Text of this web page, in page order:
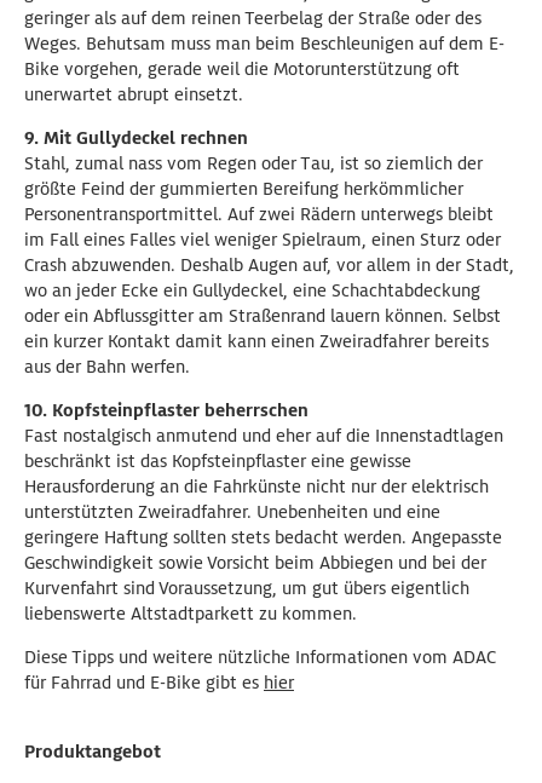
geringer als auf dem reinen Teerbelag der Straße oder des
Weges. Behutsam muss man beim Beschleunigen auf dem E-
Bike vorgehen, gerade weil die Motorunterstützung oft
unerwartet abrupt einsetzt.
9. Mit Gullydeckel rechnen
Stahl, zumal nass vom Regen oder Tau, ist so ziemlich der
größte Feind der gummierten Bereifung herkömmlicher
Personentransportmittel. Auf zwei Rädern unterwegs bleibt
im Fall eines Falles viel weniger Spielraum, einen Sturz oder
Crash abzuwenden. Deshalb Augen auf, vor allem in der Stadt,
wo an jeder Ecke ein Gullydeckel, eine Schachtabdeckung
oder ein Abflussgitter am Straßenrand lauern können. Selbst
ein kurzer Kontakt damit kann einen Zweiradfahrer bereits
aus der Bahn werfen.
10. Kopfsteinpflaster beherrschen
Fast nostalgisch anmutend und eher auf die Innenstadtlagen
beschränkt ist das Kopfsteinpflaster eine gewisse
Herausforderung an die Fahrkünste nicht nur der elektrisch
unterstützten Zweiradfahrer. Unebenheiten und eine
geringere Haftung sollten stets bedacht werden. Angepasste
Geschwindigkeit sowie Vorsicht beim Abbiegen und bei der
Kurvenfahrt sind Voraussetzung, um gut übers eigentlich
liebenswerte Altstadtparkett zu kommen.
Diese Tipps und weitere nützliche Informationen vom ADAC
für Fahrrad und E-Bike gibt es hier
Produktangebot